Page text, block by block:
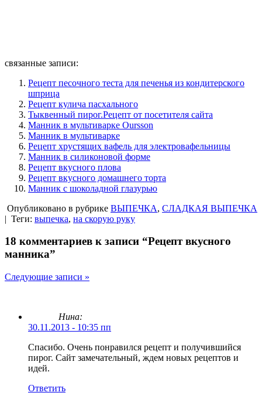
связанные записи:
Рецепт песочного теста для печенья из кондитерского
шприца
Рецепт кулича пасхального
Тыквенный пирог.Рецепт от посетителя сайта
Манник в мультиварке Oursson
Манник в мультиварке
Рецепт хрустящих вафель для электровафельницы
Манник в силиконовой форме
Рецепт вкусного плова
Рецепт вкусного домашнего торта
Манник с шоколадной глазурью
Опубликовано в рубрике ВЫПЕЧКА, СЛАДКАЯ ВЫПЕЧКА
| Теги: выпечка, на скорую руку
18 комментариев к записи “Рецепт вкусного
манника”
Следующие записи »
Нина:
30.11.2013 - 10:35 пп
Спасибо. Очень понравился рецепт и получившийся
пирог. Сайт замечательный, ждем новых рецептов и
идей.
Ответить